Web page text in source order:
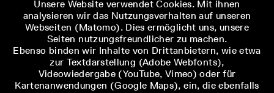
Unsere Website verwendet Cookies. Mit ihnen
analysieren wir das Nutzungsverhalten auf unseren
Webseiten (Matomo). Dies ermöglicht uns, unsere
Seiten nutzungsfreundlicher zu machen.
Ebenso binden wir Inhalte von Drittanbietern, wie etwa
zur Textdarstellung (Adobe Webfonts),
Videowiedergabe (YouTube, Vimeo) oder für
Kartenanwendungen (Google Maps), ein, die ebenfalls